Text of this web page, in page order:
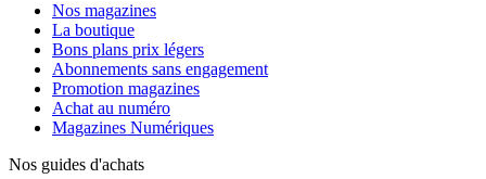
Nos magazines
La boutique
Bons plans prix légers
Abonnements sans engagement
Promotion magazines
Achat au numéro
Magazines Numériques
Nos guides d'achats